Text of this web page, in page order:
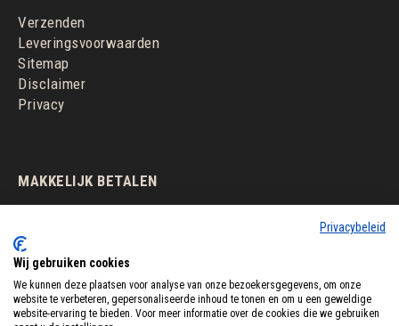
Verzenden
Leveringsvoorwaarden
Sitemap
Disclaimer
Privacy
MAKKELIJK BETALEN
Privacybeleid
Wij gebruiken cookies
We kunnen deze plaatsen voor analyse van onze bezoekersgegevens, om onze
website te verbeteren, gepersonaliseerde inhoud te tonen en om u een geweldige
website-ervaring te bieden. Voor meer informatie over de cookies die we gebruiken